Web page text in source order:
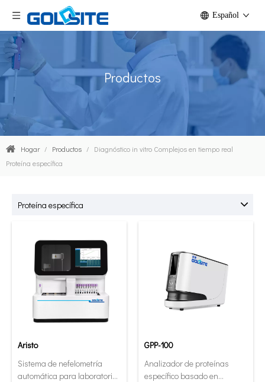
Español
Productos
Hogar / Productos /
Diagnóstico in vitro Complejos en tiempo real
Proteína específica
Proteína específica
Aristo
Sistema de nefelometría
automática para laboratorios
GPP-100
Analizador de proteínas
específico basado en